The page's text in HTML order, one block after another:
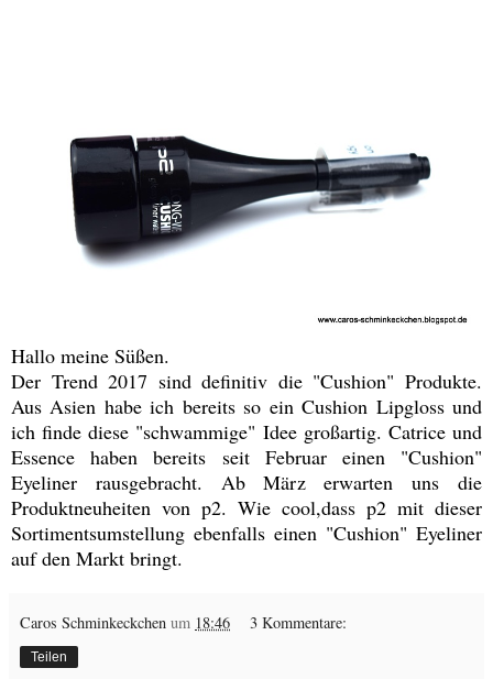
Hallo meine Süßen.
Der Trend 2017 sind definitiv die "Cushion" Produkte.
Aus Asien habe ich bereits so ein Cushion Lipgloss und
ich finde diese "schwammige" Idee großartig. Catrice und
Essence haben bereits seit Februar einen "Cushion"
Eyeliner rausgebracht. Ab März erwarten uns die
Produktneuheiten von p2. Wie cool,dass p2 mit dieser
Sortimentsumstellung ebenfalls einen "Cushion" Eyeliner
auf den Markt bringt.
Caros Schminkeckchen um 18:46 3 Kommentare:
Teilen